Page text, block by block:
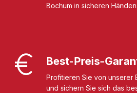
Bochum in sicheren Händen.
Best-Preis-
Profitieren Sie von unserer
und sichern Sie sich das